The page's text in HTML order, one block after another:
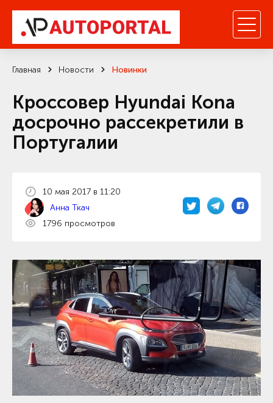
Главная Новости Новинки
Кроссовер Hyundai Kona
досрочно рассекретили в
Португалии
10 мая 2017 в 11:20
Анна Ткач
1796 просмотров